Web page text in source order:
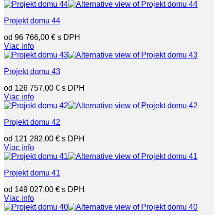
Projekt domu 44
96 766,00 €
Viac info
Projekt domu 43
126 757,00 €
Viac info
Projekt domu 42
121 282,00 €
Viac info
Projekt domu 41
149 027,00 €
Viac info